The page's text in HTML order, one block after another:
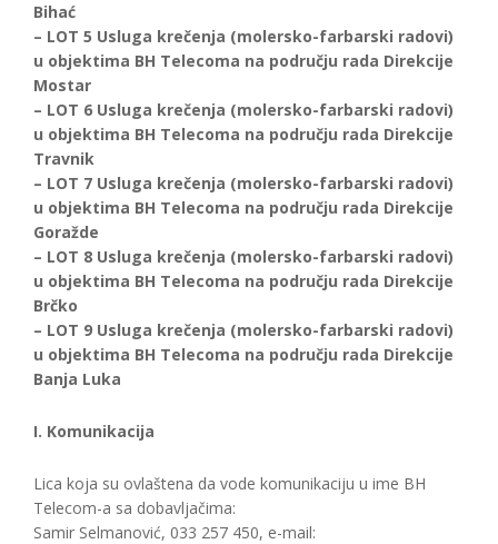
Bihać
– LOT 5 Usluga krečenja (molersko-farbarski radovi)
u objektima BH Telecoma na području rada Direkcije
Mostar
– LOT 6 Usluga krečenja (molersko-farbarski radovi)
u objektima BH Telecoma na području rada Direkcije
Travnik
– LOT 7 Usluga krečenja (molersko-farbarski radovi)
u objektima BH Telecoma na području rada Direkcije
Goražde
– LOT 8 Usluga krečenja (molersko-farbarski radovi)
u objektima BH Telecoma na području rada Direkcije
Brčko
– LOT 9 Usluga krečenja (molersko-farbarski radovi)
u objektima BH Telecoma na području rada Direkcije
Banja Luka
I. Komunikacija
Lica koja su ovlaštena da vode komunikaciju u ime BH
Telecom-a sa dobavljačima:
Samir Selmanović, 033 257 450, e-mail: